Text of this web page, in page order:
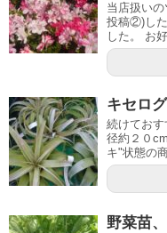
当店扱い
投稿②)した
した。 お
キセロ
続けてお
径約２０
キ"状態の
野菜苗